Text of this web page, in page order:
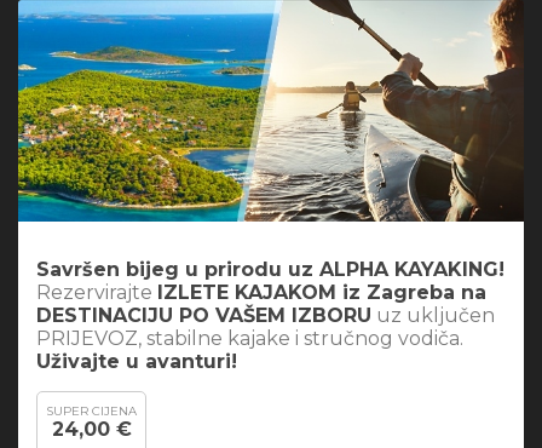
Savršen bijeg u prirodu uz ALPHA KAYAKING!
Rezervirajte IZLETE KAJAKOM iz Zagreba na
DESTINACIJU PO VAŠEM IZBORU uz uključen
PRIJEVOZ, stabilne kajake i stručnog vodiča.
Uživajte u avanturi!
SUPER CIJENA
24,00 €